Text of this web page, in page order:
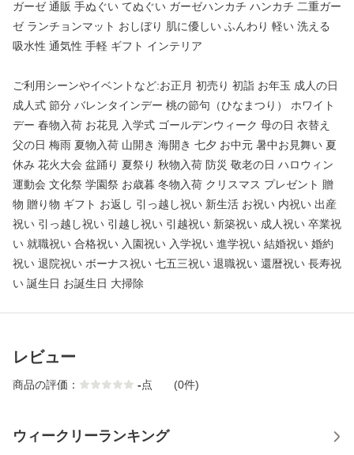
ガーゼ 通販 手ぬぐい てぬぐい ガーゼハンカチ ハンカチ 二重ガー
ゼ ランチョンマット おしぼり 肌に優しい ふんわり 軽い 洗える
吸水性 通気性 手軽 ギフト インテリア
ご利用シーンやイベントなど:お正月 初売り 初詣 お年玉 成人の日
成人式 節分 バレンタインデー 桃の節句（ひなまつり） ホワイト
デー 春物入荷 お花見 入学式 ゴールデンウィーク 母の日 衣替え
父の日 梅雨 夏物入荷 山開き 海開き 七夕 お中元 暑中お見舞い 夏
休み 花火大会 盆踊り 夏祭り 秋物入荷 防災 敬老の日 ハロウィン
運動会 文化祭 学園祭 お歳暮 冬物入荷 クリスマス プレゼント 贈
物 贈り物 ギフト お返し 引っ越し祝い 新生活 お祝い 内祝い 出産
祝い 引っ越し祝い 引越し祝い 引越祝い 新築祝い 成人祝い 卒業祝
い 就職祝い 合格祝い 入園祝い 入学祝い 進学祝い 結婚祝い 婚約
祝い 退院祝い ボーナス祝い 七五三祝い 退職祝い 還暦祝い 長寿祝
い 誕生日 お誕生日 大掃除
レビュー
商品の評価： -点 (0件)
ウィークリーランキング